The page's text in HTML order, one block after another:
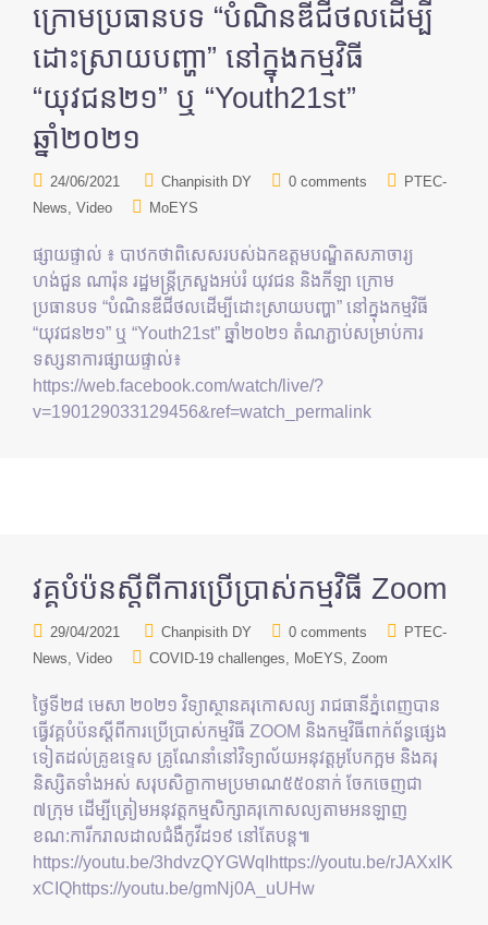
ក្រោមប្រធានបទ “បំណិនឌីជីថលដើម្បី
ដោះស្រាយបញ្ហា” នៅក្នុងកម្មវិធី
“យុវជន២១” ឬ “Youth21st”
ឆ្នាំ២០២១
24/06/2021 Chanpisith DY 0 comments
PTEC-
News Video MoEYS
ផ្សាយផ្ទាល់ ៖ បាឋកថាពិសេសរបស់ឯកឧត្តមបណ្ឌិតសភាចារ្យ
ហង់ជួន ណារ៉ុន រដ្ឋមន្រ្តីក្រសួងអប់រំ យុវជន និងកីឡា ក្រោម
ប្រធានបទ “បំណិនឌីជីថលដើម្បីដោះស្រាយបញ្ហា” នៅក្នុងកម្មវិធី
“យុវជន២១” ឬ “Youth21st” ឆ្នាំ២០២១ តំណភ្ជាប់សម្រាប់ការ
ទស្សនាការផ្សាយផ្ទាល់៖
https://web.facebook.com/watch/live/?
v=190129033129456&ref=watch_permalink
វគ្គបំប៉នស្តីពីការប្រើប្រាស់កម្មវិធី Zoom
29/04/2021 Chanpisith DY 0 comments
PTEC-
News Video COVID-19 challenges MoEYS Zoom
ថ្ងៃទី២៨ មេសា ២០២១ វិទ្យាស្ថានគរុកោសល្យ រាជធានីភ្នំពេញបាន
ធ្វើវគ្គបំប៉នស្ដីពីការប្រើប្រាស់កម្មវិធី ZOOM និងកម្មវិធីពាក់ព័ន្ធផ្សេង
ទៀតដល់គ្រូឧទ្ទេស គ្រូណែនាំនៅវិទ្យាល័យអនុវត្តអូបែកក្អម និងគរុ
និស្សិតទាំងអស់ សរុបសិក្ខាកាមប្រមាណ៥៥០នាក់ ចែកចេញជា
៧ក្រុម ដើម្បីត្រៀមអនុវត្តកម្មសិក្សាគរុកោសល្យតាមអនឡាញ
ខណ:ការីករាលដាលជំងឺកូវីដ១៩ នៅតែបន្ត៕
https://youtu.be/3hdvzQYGWqIhttps://youtu.be/rJAXxlK
xCIQhttps://youtu.be/gmNj0A_uUHw